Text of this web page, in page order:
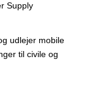
udlejer mobile
til civile og